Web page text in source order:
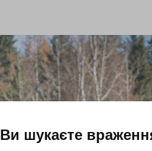
Ви шукаєте